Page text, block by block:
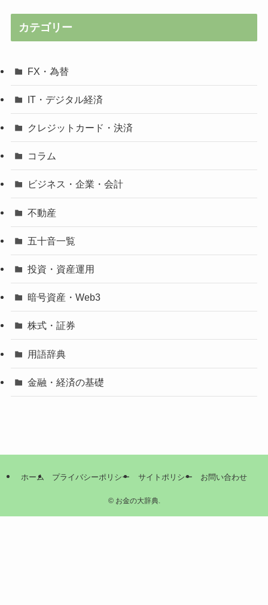
カテゴリー
FX・為替
IT・デジタル経済
クレジットカード・決済
コラム
ビジネス・企業・会計
不動産
五十音一覧
投資・資産運用
暗号資産・Web3
株式・証券
用語辞典
金融・経済の基礎
ホーム プライバシーポリシー サイトポリシー お問い合わせ
©お金の大辞典.